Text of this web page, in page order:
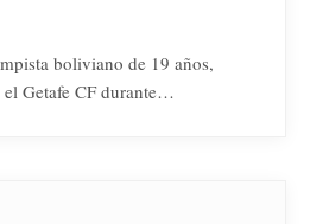
boliviano de 19 años,
Getafe CF durante…